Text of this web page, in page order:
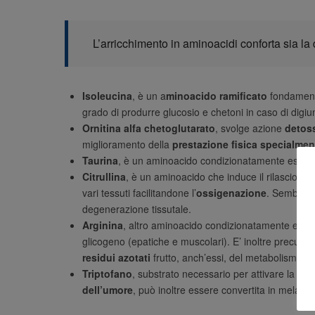
L’arricchimento in aminoacidi conforta sia
Isoleucina, è un aminoacido ramificato
grado di produrre glucosio e chetoni in caso di
Ornitina alfa chetoglutarato, svolge azione
miglioramento della prestazione fisica
Taurina, è un aminoacido condizionatamente
Citrullina, è un aminoacido che induce il rilascio
vari tessuti facilitandone l’ossigenazione. Sembra
degenerazione tissutale.
Arginina, altro aminoacido condizionatamente
glicogeno (epatiche e muscolari). E’ inoltre
residui azotati frutto, anch’essi, del metabolismo
Triptofano, substrato necessario per attivare la
dell’umore, può inoltre essere convertita in